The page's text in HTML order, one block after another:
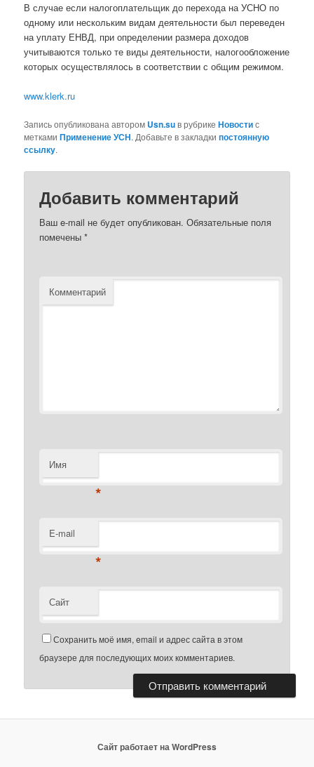
В случае если налогоплательщик до перехода на УСНО по
одному или нескольким видам деятельности был переведен
на уплату ЕНВД, при определении размера доходов
учитываются только те виды деятельности, налогообложение
которых осуществлялось в соответствии с общим режимом.
www.klerk.ru
Запись опубликована автором Usn.suв рубрикеНовостис
меткамиПрименение УСН. Добавьте в закладкипостоянную
ссылку.
Добавить комментарий
Ваш e-mail не будет опубликован. Обязательные поля
помечены*
Комментарий
Имя
*
E-mail
*
Сайт
Сохранить моё имя, email и адрес сайта в этом
браузере для последующих моих комментариев.
Сайт работает на WordPress